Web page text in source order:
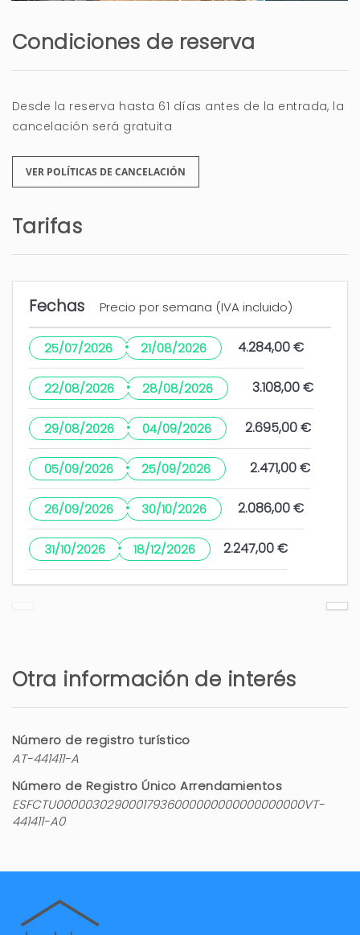
Condiciones de reserva
Desde la reserva hasta 61 días antes de la entrada, la
cancelación será gratuita
VER POLÍTICAS DE CANCELACIÓN
Tarifas
Fechas Precio por semana (IVA incluido)
25/07/2026 · 21/08/2026 4.284,00 €
22/08/2026 · 28/08/2026 3.108,00 €
29/08/2026 · 04/09/2026 2.695,00 €
05/09/2026 · 25/09/2026 2.471,00 €
26/09/2026 · 30/10/2026 2.086,00 €
31/10/2026 · 18/12/2026 2.247,00 €
Otra información de interés
Número de registro turístico
AT-441411-A
Número de Registro Único Arrendamientos
ESFCTU00000302900017936000000000000000000VT-
441411-A0